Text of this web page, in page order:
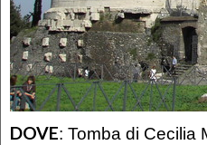
DOVE: Tomba di Cecilia